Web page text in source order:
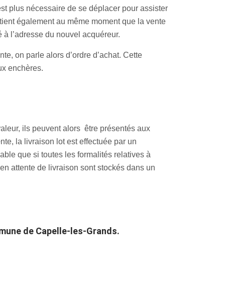
plus nécessaire de se déplacer pour assister
également au même moment que la vente
l’adresse du nouvel acquéreur.
on parle alors d’ordre d’achat. Cette
enchères.
ils peuvent alors être présentés aux
la livraison lot est effectuée par un
que si toutes les formalités relatives à
attente de livraison sont stockés dans un
de Capelle-les-Grands.